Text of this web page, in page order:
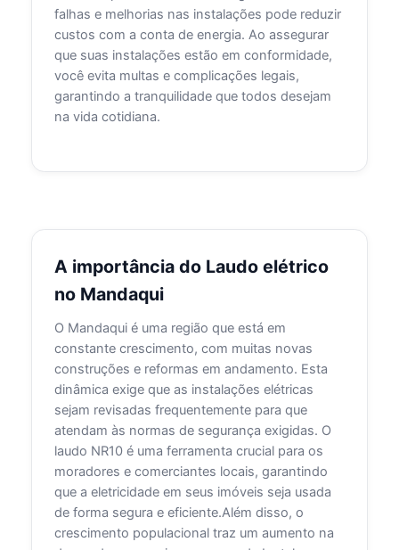
falhas e melhorias nas instalações pode reduzir
custos com a conta de energia. Ao assegurar
que suas instalações estão em conformidade,
você evita multas e complicações legais,
garantindo a tranquilidade que todos desejam
na vida cotidiana.
A importância do Laudo elétrico
no Mandaqui
O Mandaqui é uma região que está em
constante crescimento, com muitas novas
construções e reformas em andamento. Esta
dinâmica exige que as instalações elétricas
sejam revisadas frequentemente para que
atendam às normas de segurança exigidas. O
laudo NR10 é uma ferramenta crucial para os
moradores e comerciantes locais, garantindo
que a eletricidade em seus imóveis seja usada
de forma segura e eficiente.Além disso, o
crescimento populacional traz um aumento na